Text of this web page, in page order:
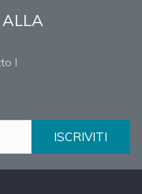
ALLA
l
ISCRIVITI